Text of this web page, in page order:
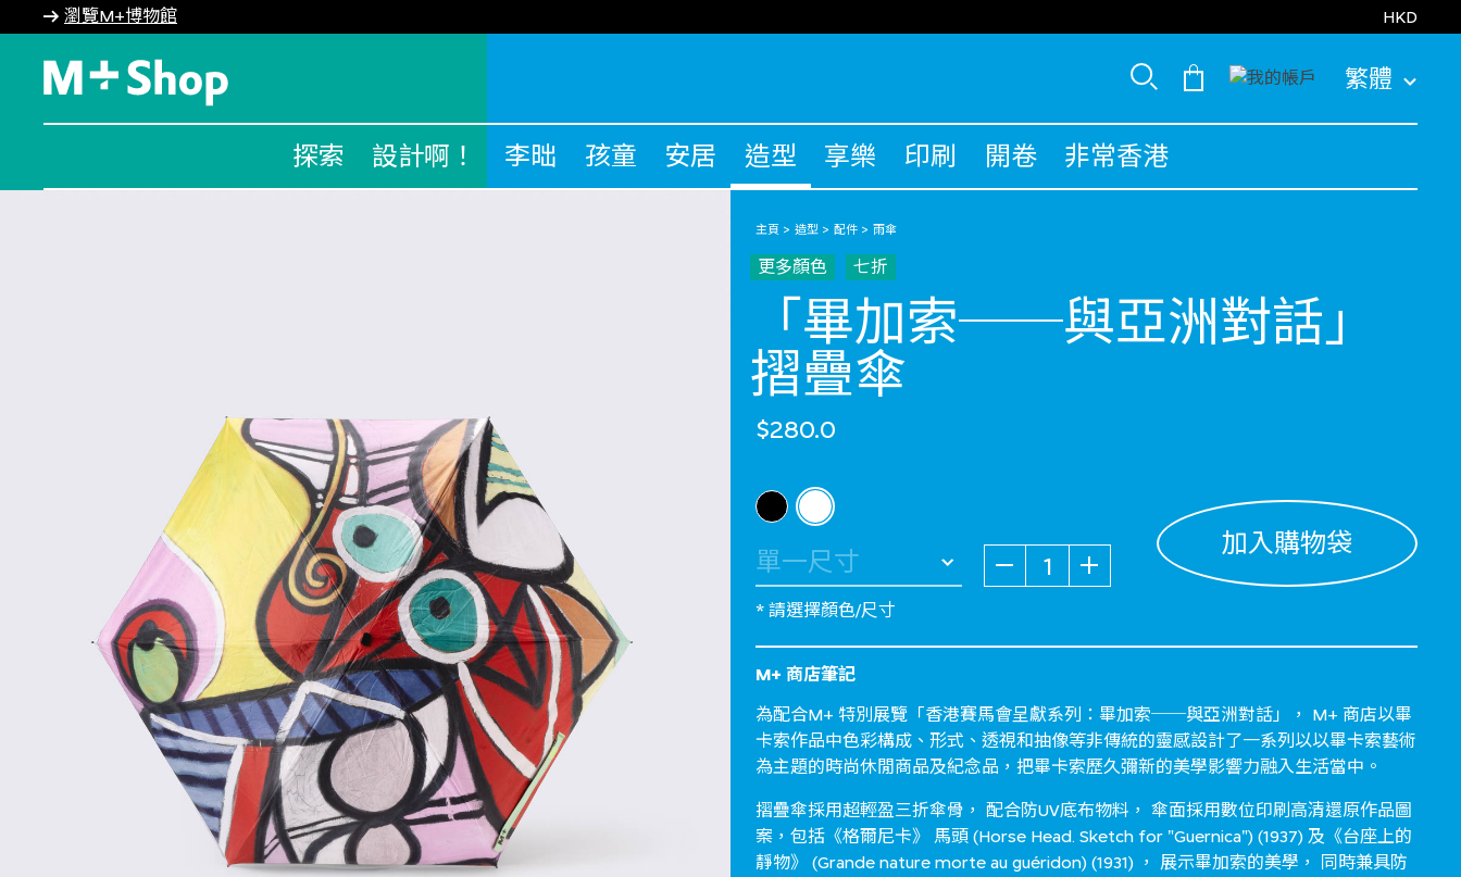
瀏覽M+博物館 HKD
繁體
探索 設計啊！ 李昢 孩童 安居 造型 享樂 印刷 開卷 非常香港
主頁 造型 配件 雨傘
更多顏色 七折
「畢加索──與亞洲對話」
摺疊傘
$280.0
選擇 顏色
加入購物袋
* 請選擇顏色/尺寸
M+ 商店筆記
為配合M+ 特別展覽「香港賽馬會呈獻系列：畢加索──與亞洲對話」， M+ 商店以畢
卡索作品中色彩構成、形式、透視和抽像等非傳統的靈感設計了一系列以以畢卡索藝術
為主題的時尚休閒商品及紀念品，把畢卡索歷久彌新的美學影響力融入生活當中。
摺疊傘採用超輕盈三折傘骨， 配合防UV底布物料， 傘面採用數位印刷高清還原作品圖
案，包括《格爾尼卡》 馬頭 (Horse Head. Sketch for "Guernica") (1937) 及《台座上的
靜物》 (Grande nature morte au guéridon) (1931) ， 展示畢加索的美學， 同時兼具防